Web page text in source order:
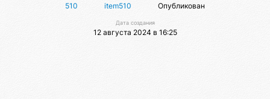
510 item510 Опубликован
Дата создания
12 августа 2024 в 16:25